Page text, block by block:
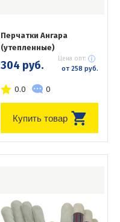
Перчатки Ангара
(утепленные)
304 руб. Цена опт:
от 258 руб.
0.0 0
Купить товар